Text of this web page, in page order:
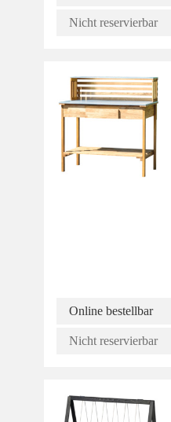
Nicht reservierbar
Online bestellbar
Nicht reservierbar